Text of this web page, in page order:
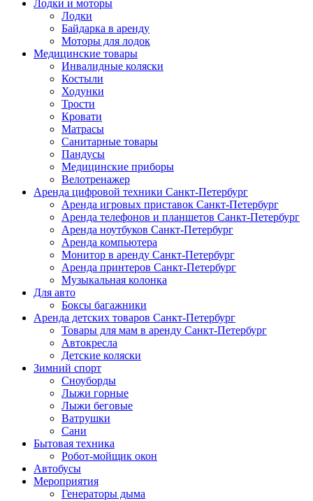
Лодки и моторы
Лодки
Байдарка в аренду
Моторы для лодок
Медицинские товары
Инвалидные коляски
Костыли
Ходунки
Трости
Кровати
Матрасы
Санитарные товары
Пандусы
Медицинские приборы
Велотренажер
Аренда цифровой техники Санкт-Петербург
Аренда игровых приставок Санкт-Петербург
Аренда телефонов и планшетов Санкт-Петербург
Аренда ноутбуков Санкт-Петербург
Аренда компьютера
Монитор в аренду Санкт-Петербург
Аренда принтеров Санкт-Петербург
Музыкальная колонка
Для авто
Боксы багажники
Аренда детских товаров Санкт-Петербург
Товары для мам в аренду Санкт-Петербург
Автокресла
Детские коляски
Зимний спорт
Сноуборды
Лыжи горные
Лыжи беговые
Ватрушки
Сани
Бытовая техника
Робот-мойщик окон
Автобусы
Мероприятия
Генераторы дыма